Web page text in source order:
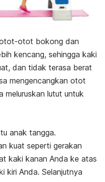
otot-otot bokong dan
kencang, sehingga kaki
dan tidak terasa berat
mengencangkan otot
meluruskan lutut untuk
anak tangga.
kuat seperti gerakan
kaki kanan Anda ke atas
kiri Anda. Selanjutnya